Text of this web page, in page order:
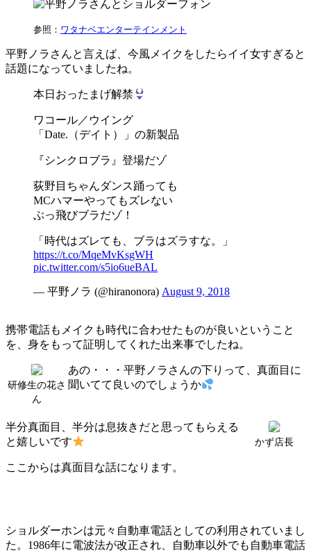
参照： ワタナベエンターテインメント
平野ノラさんと言えば、今風メイクをしたらイイ女すぎると
話題になっていましたね。
本日おったまげ解禁
ワコール／ウイング
「Date.（デイト）」の新製品
『シンクロブラ』登場だゾ
荻野目ちゃんダンス踊っても
MCハマーやってもズレない
ぶっ飛びブラだゾ！
「時代はズレても、ブラはズラすな。」
https://t.co/MqeMvKsgWH
pic.twitter.com/s5io6ueBAL
— 平野ノラ (@hiranonora) August 9, 2018
携帯電話もメイクも時代に合わせたものが良いということ
を、身をもって証明してくれた出来事でしたね。
研修生の花さ
ん
あの・・・平野ノラさんの下りって、真面目に
聞いてて良いのでしょうか
半分真面目、半分は息抜きだと思ってもらえる
と嬉しいです
ここからは真面目な話になります。
かず店長
ショルダーホンは元々自動車電話としての利用されていまし
た。1986年に電波法が改正され、自動車以外でも自動車電話